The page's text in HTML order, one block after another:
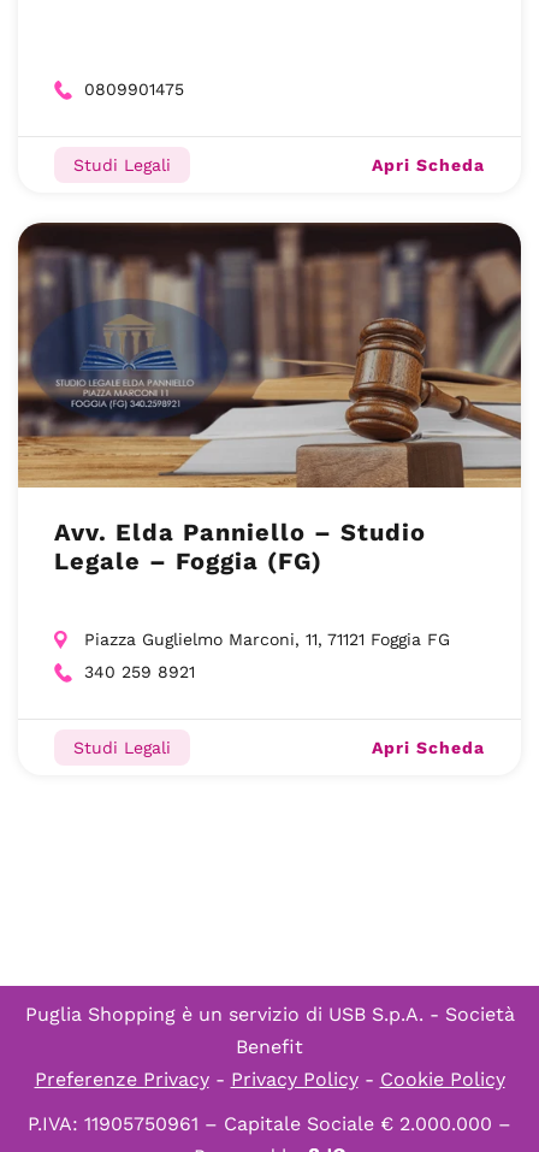
0809901475
Studi Legali Apri Scheda
Avv. Elda Panniello – Studio
Legale – Foggia (FG)
Piazza Guglielmo Marconi, 11, 71121 Foggia FG
340 259 8921
Studi Legali Apri Scheda
Puglia Shopping è un servizio di USB S.p.A. - Società
Benefit
Preferenze Privacy- Privacy Policy- Cookie Policy
P.IVA: 11905750961 – Capitale Sociale € 2.000.000 –